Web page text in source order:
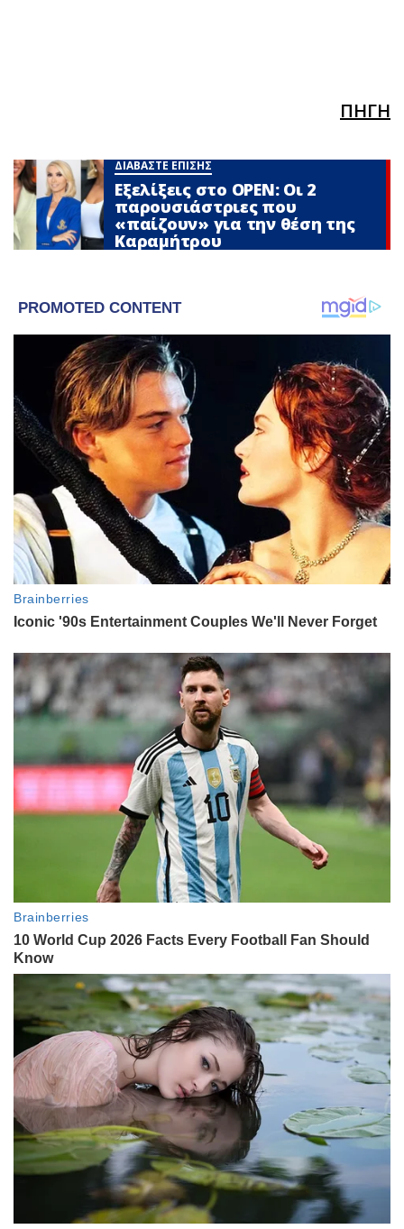
ΠΗΓΗ
ΔΙΑΒΑΣΤΕ ΕΠΙΣΗΣ
Εξελίξεις στο OPEN: Οι 2
παρουσιάστριες που
«παίζουν» για την θέση της
Καραμήτρου